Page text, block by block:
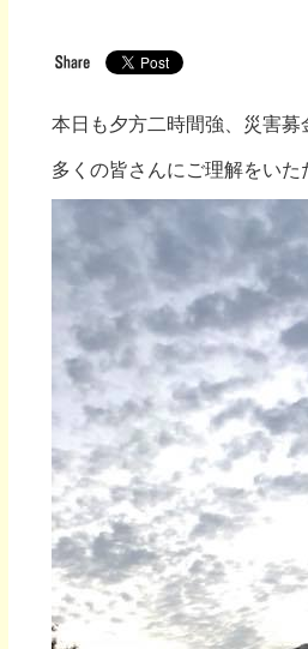
本日も夕方二時間強、災害募
多くの皆さんにご理解をい